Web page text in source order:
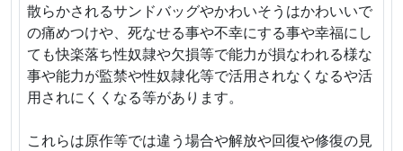
散らかされるサンドバッグやかわいそうはかわいいで
の痛めつけや、死なせる事や不幸にする事や幸福にし
ても快楽落ち性奴隷や欠損等で能力が損なわれる様な
事や能力が監禁や性奴隷化等で活用されなくなるや活
用されにくくなる等があります。
これらは原作等では違う場合や解放や回復や修復の見